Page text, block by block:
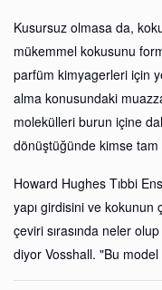
Kusursuz olmasa da,
mükemmel kokusunu
parfüm kimyagerleri için
alma konusundaki
molekülleri burun içine
dönüştüğünde kimse tam
Howard Hughes Tıbbi
yapı girdisini ve kokunun
çeviri sırasında neler
diyor Vosshall. "Bu model